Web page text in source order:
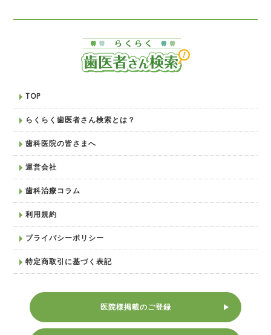
TOP
らくらく歯医者さん検索とは？
歯科医院の皆さまへ
運営会社
歯科治療コラム
利用規約
プライバシーポリシー
特定商取引に基づく表記
医院様掲載のご登録